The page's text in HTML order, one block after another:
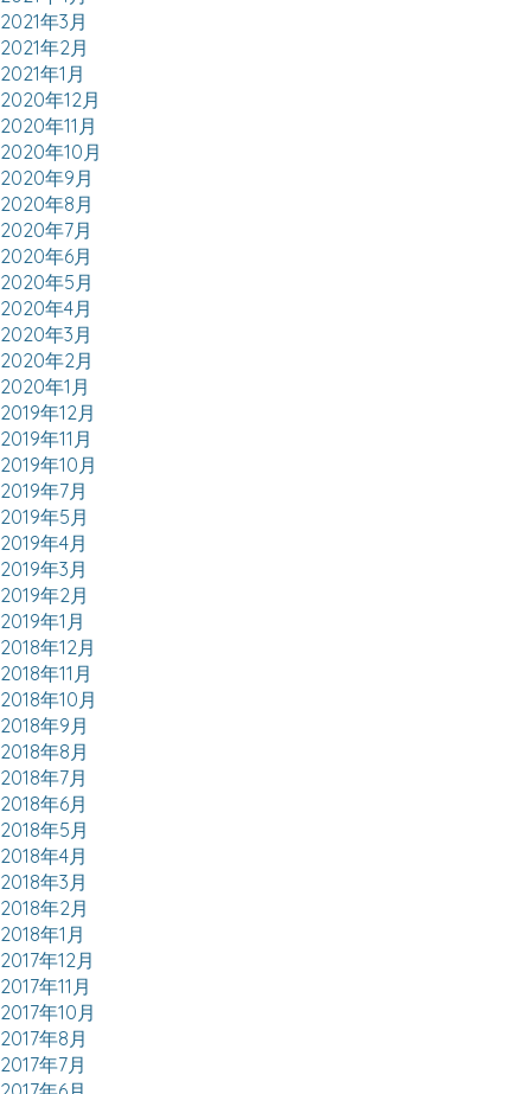
2021年3月
2021年2月
2021年1月
2020年12月
2020年11月
2020年10月
2020年9月
2020年8月
2020年7月
2020年6月
2020年5月
2020年4月
2020年3月
2020年2月
2020年1月
2019年12月
2019年11月
2019年10月
2019年7月
2019年5月
2019年4月
2019年3月
2019年2月
2019年1月
2018年12月
2018年11月
2018年10月
2018年9月
2018年8月
2018年7月
2018年6月
2018年5月
2018年4月
2018年3月
2018年2月
2018年1月
2017年12月
2017年11月
2017年10月
2017年8月
2017年7月